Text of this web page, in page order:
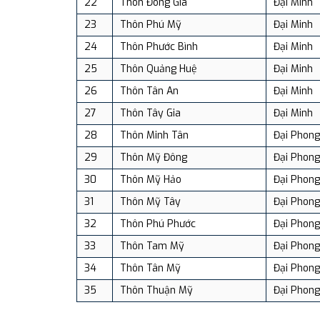
23
Thôn Phú Mỹ
Đại Minh
24
Thôn Phước Bình
Đại Minh
25
Thôn Quảng Huệ
Đại Minh
26
Thôn Tân An
Đại Minh
27
Thôn Tây Gia
Đại Minh
28
Thôn Minh Tân
Đại Phong
29
Thôn Mỹ Đông
Đại Phong
30
Thôn Mỹ Hảo
Đại Phong
31
Thôn Mỹ Tây
Đại Phong
32
Thôn Phú Phước
Đại Phong
33
Thôn Tam Mỹ
Đại Phong
34
Thôn Tân Mỹ
Đại Phong
35
Thôn Thuận Mỹ Đại Phong